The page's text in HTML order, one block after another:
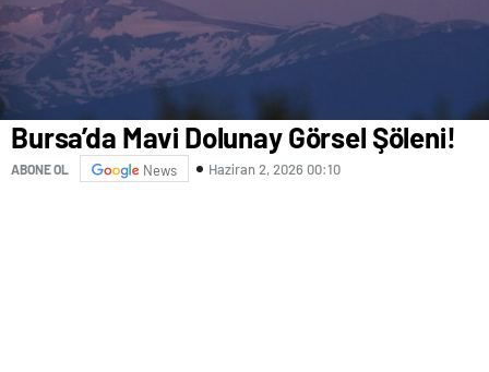
Bursa’da Mavi Dolunay Görsel Şöleni!
ABONE OL News Haziran 2, 2026 00:10